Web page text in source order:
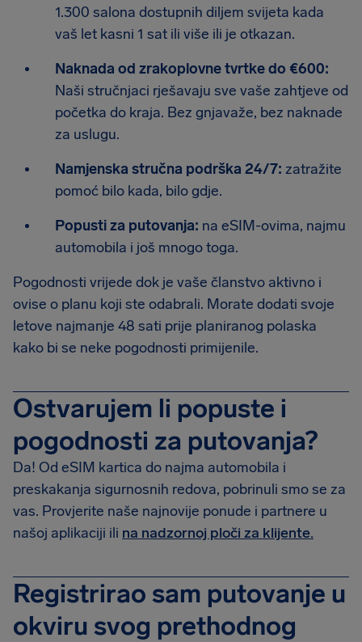
1.300 salona dostupnih diljem svijeta kada
vaš let kasni 1 sat ili više ili je otkazan.
Naknada od zrakoplovne tvrtke do €600:
Naši stručnjaci rješavaju sve vaše zahtjeve od
početka do kraja. Bez gnjavaže, bez naknade
za uslugu.
Namjenska stručna podrška 24/7: zatražite
pomoć bilo kada, bilo gdje.
Popusti za putovanja: na eSIM-ovima, najmu
automobila i još mnogo toga.
Pogodnosti vrijede dok je vaše članstvo aktivno i
ovise o planu koji ste odabrali. Morate dodati svoje
letove najmanje 48 sati prije planiranog polaska
kako bi se neke pogodnosti primijenile.
Ostvarujem li popuste i
pogodnosti za putovanja?
Da! Od eSIM kartica do najma automobila i
preskakanja sigurnosnih redova, pobrinuli smo se za
vas. Provjerite naše najnovije ponude i partnere u
našoj aplikaciji ili na nadzornoj ploči za klijente.
Registrirao sam putovanje u
okviru svog prethodnog